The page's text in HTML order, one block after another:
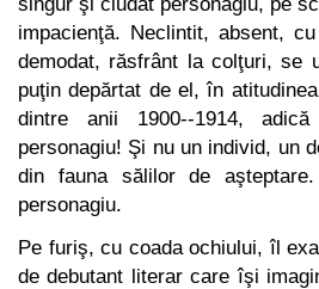
impacienţă. Neclintit, absent,
demo­dat, răsfrânt la colţuri, se
puţin depăr­tat de el, în
dintre anii 1900--1914,
personagiu! Şi nu un individ, un
din fauna sălilor de
personagiu.
Pe furiş, cu coada ochiului, îl
de debutant literar care îşi